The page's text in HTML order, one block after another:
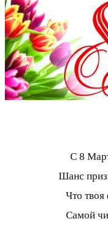
С 8
Шанс
Что твоя
Самой